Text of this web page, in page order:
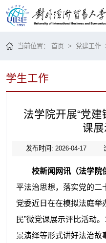
当前位置：首页 > 党建工作
学生工作
法学院开展“党建
课
发布时间: 2026-04-17
校新闻网讯（法学院
平法治思想，落实党的二
党委近日在在模拟法庭举
民”微党课展示评比活动
景演绎等形式讲好法治故